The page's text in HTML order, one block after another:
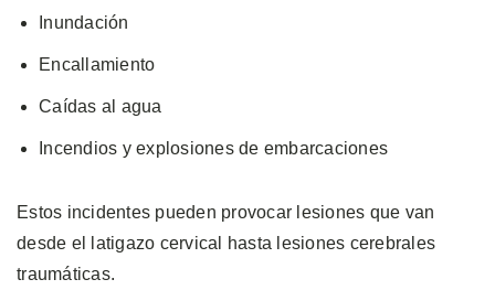
Inundación
Encallamiento
Caídas al agua
Incendios y explosiones de embarcaciones
Estos incidentes pueden provocar lesiones que van
desde el latigazo cervical hasta lesiones cerebrales
traumáticas.